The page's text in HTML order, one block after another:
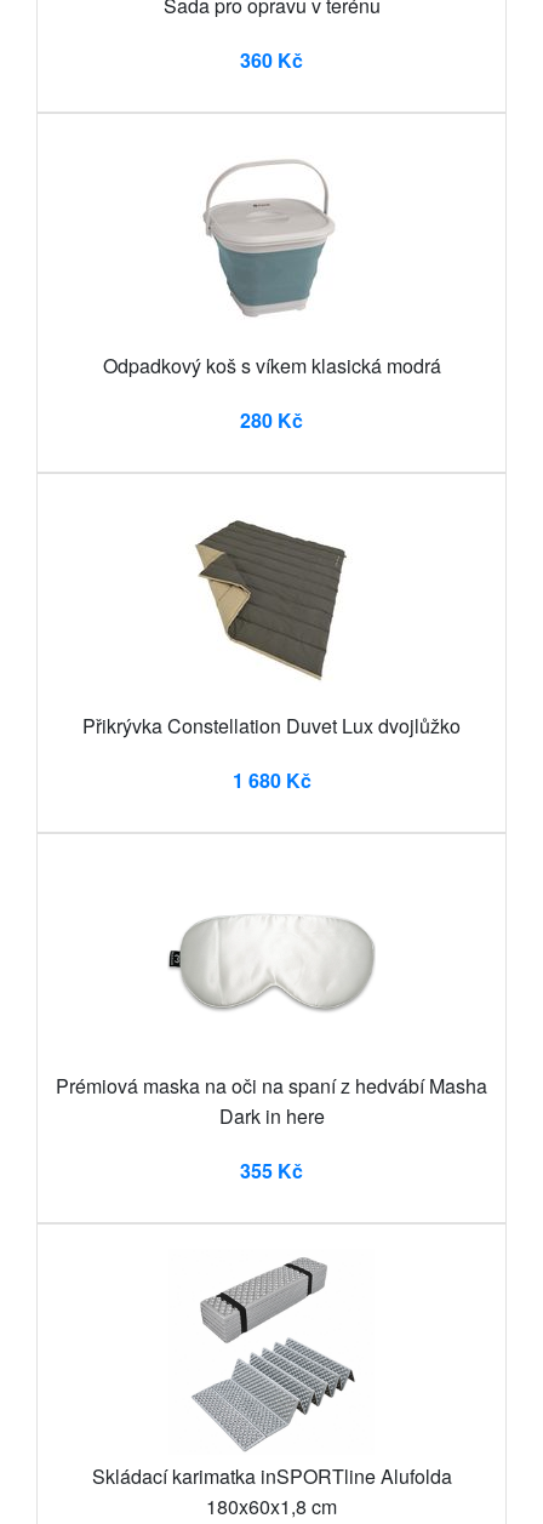
360 Kč
Odpadkový koš s víkem klasická modrá
280 Kč
Přikrývka Constellation Duvet Lux dvojlůžko
1 680 Kč
Prémiová maska na oči na spaní z hedvábí Masha
Dark in here
355 Kč
Skládací karimatka inSPORTline Alufolda
180x60x1,8 cm